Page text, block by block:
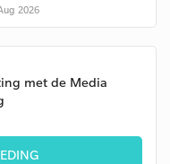
2026
met de Media